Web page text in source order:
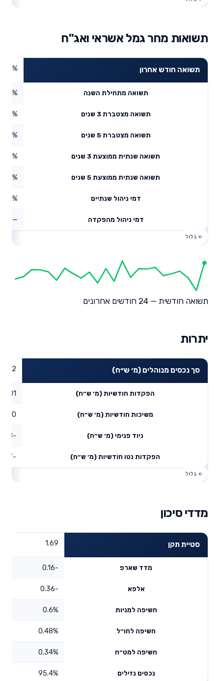
תשואות מחר גמל אשראי ואג"ח
תשואה חודש אחרון 1.16%
תשואה מתחילת השנה 1.14%
תשואה מצטברת 3 שנים
תשואה מצטברת 5 שנים
תשואה שנתית ממוצעת 3 שנים 4.5%
תשואה שנתית ממוצעת 5 שנים
דמי ניהול שנתיים
דמי ניהול מהפקדה —
תשואה חודשית — 24 חודשים אחרונים
יתרות
סך נכסים מנוהלים (מ׳ ש״ח) 9.52
הפקדות חודשיות (מ׳ ש״ח) 0.01
משיכות חודשיות (מ׳ ש״ח) 0
ניוד פנימי (מ׳ ש״ח) -0.28
הפקדות נטו חודשיות (מ׳ ש״ח) -0.27
מדדי סיכון
סטיית תקן 1.69
מדד שארפ -0.16
אלפא -0.36
חשיפה למניות 0.6%
חשיפה לחו״ל 0.48%
חשיפה למט״ח 0.34%
נכסים נזילים 95.4%